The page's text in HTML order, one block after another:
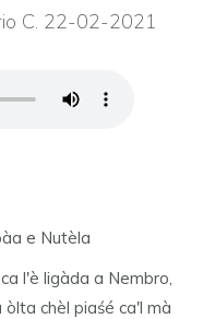
C. 22-02-2021
e Nutèla
l'è ligàda a Nembro,
chèl piaśé ca'l mà